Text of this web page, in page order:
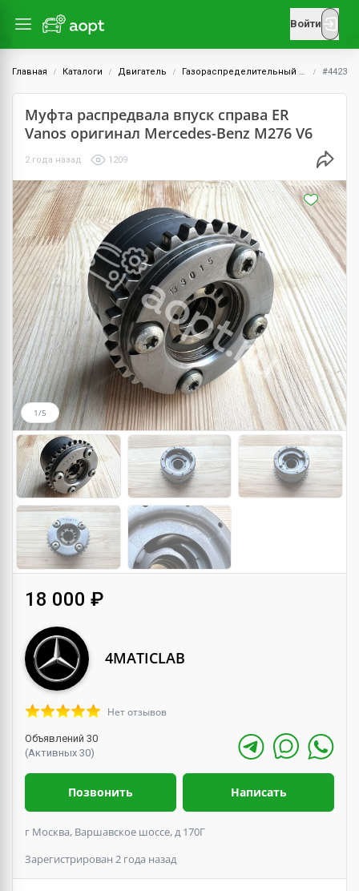
Войти
Главная Каталоги Двигатель Газораспределительный механизм (ГРМ) #4423
Муфта распредвала впуск справа ER
Vanos оригинал Mercedes-Benz M276 V6
2 года назад 1209
1/5
18 000 ₽
4MATICLAB
Нет отзывов
Объявлений 30
(Активных 30)
Позвонить Написать
г Москва, Варшавское шоссе, д 170Г
Зарегистрирован 2 года назад